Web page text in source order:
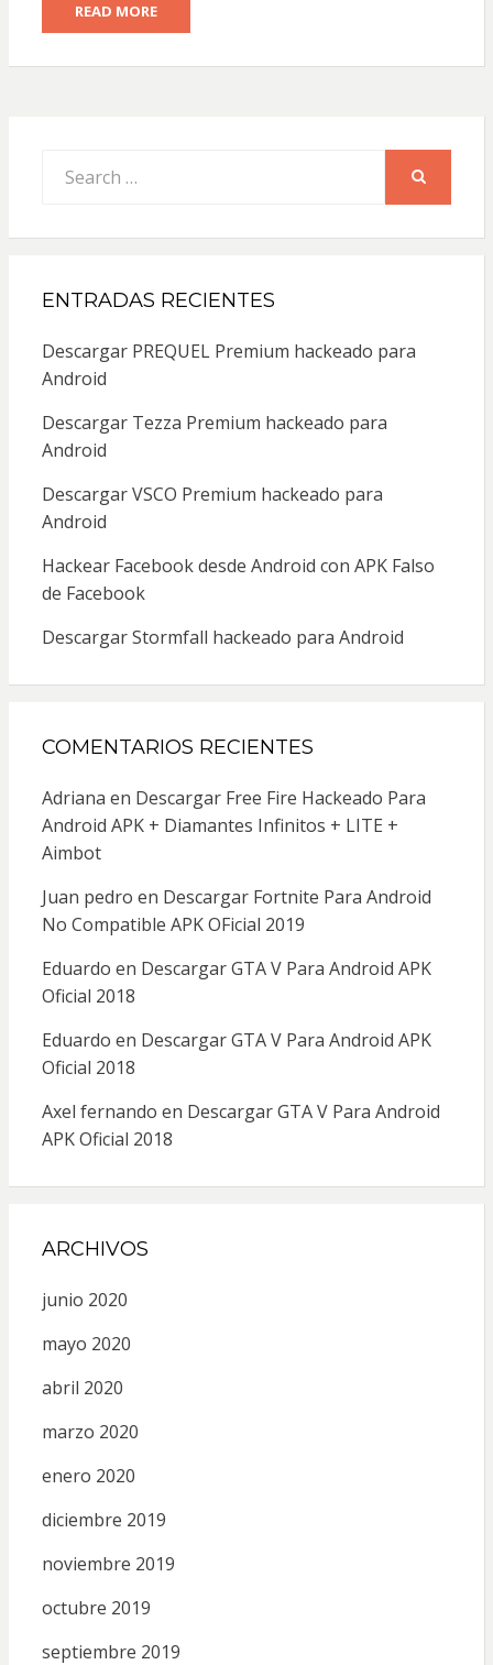
READ MORE
for:
ENTRADAS RECIENTES
Descargar PREQUEL Premium hackeado para
Android
Descargar Tezza Premium hackeado para
Android
Descargar VSCO Premium hackeado para
Android
Hackear Facebook desde Android con APK Falso
de Facebook
Descargar Stormfall hackeado para Android
COMENTARIOS RECIENTES
Adriana en Descargar Free Fire Hackeado Para
Android APK + Diamantes Infinitos + LITE +
Aimbot
Juan pedro en Descargar Fortnite Para Android
No Compatible APK OFicial 2019
Eduardo en Descargar GTA V Para Android APK
Oficial 2018
Eduardo en Descargar GTA V Para Android APK
Oficial 2018
Axel fernando en Descargar GTA V Para Android
APK Oficial 2018
ARCHIVOS
junio 2020
mayo 2020
abril 2020
marzo 2020
enero 2020
diciembre 2019
noviembre 2019
octubre 2019
septiembre 2019